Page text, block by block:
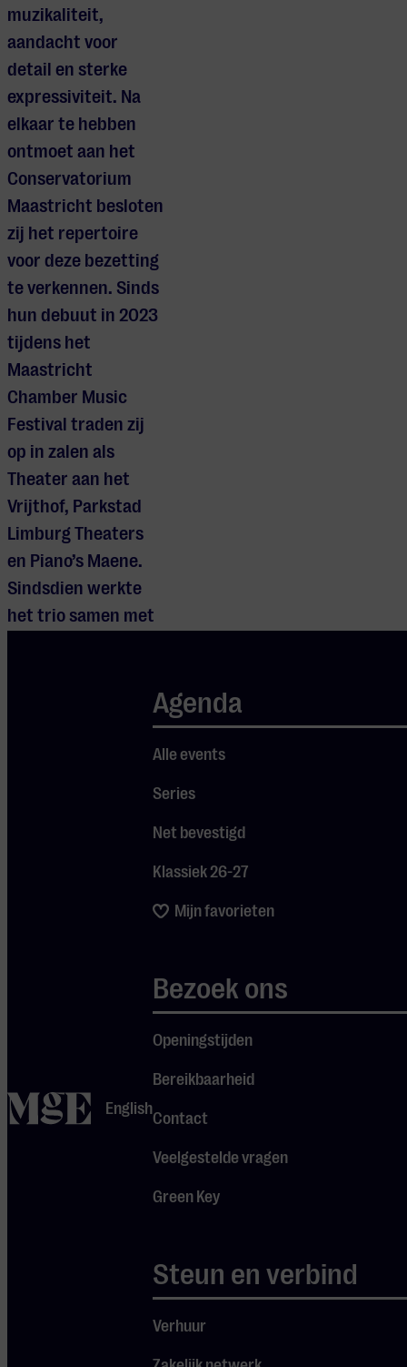
homeEnglish
Agenda
Alle events
Series
Net bevestigd
Klassiek 26-27
Mijn favorieten
Bezoek ons
Openingstijden
Bereikbaarheid
Contact
Veelgestelde vragen
Green Key
Steun en verbind
Verhuur
muzikaliteit,
aandacht voor
detail en sterke
expressiviteit. Na
elkaar te hebben
ontmoet aan het
Conservatorium
Maastricht besloten
zij het repertoire
voor deze bezetting
te verkennen. Sinds
hun debuut in 2023
tijdens het
Maastricht
Chamber Music
Festival traden zij
op in zalen als
Theater aan het
Vrijthof, Parkstad
Limburg Theaters
en Piano’s Maene.
Sindsdien werkte
het trio samen met
vielen meermaals in
tijdens het Festival
programma Volksgeist,
‘geest van het volk’, een
begrip dat stelt dat